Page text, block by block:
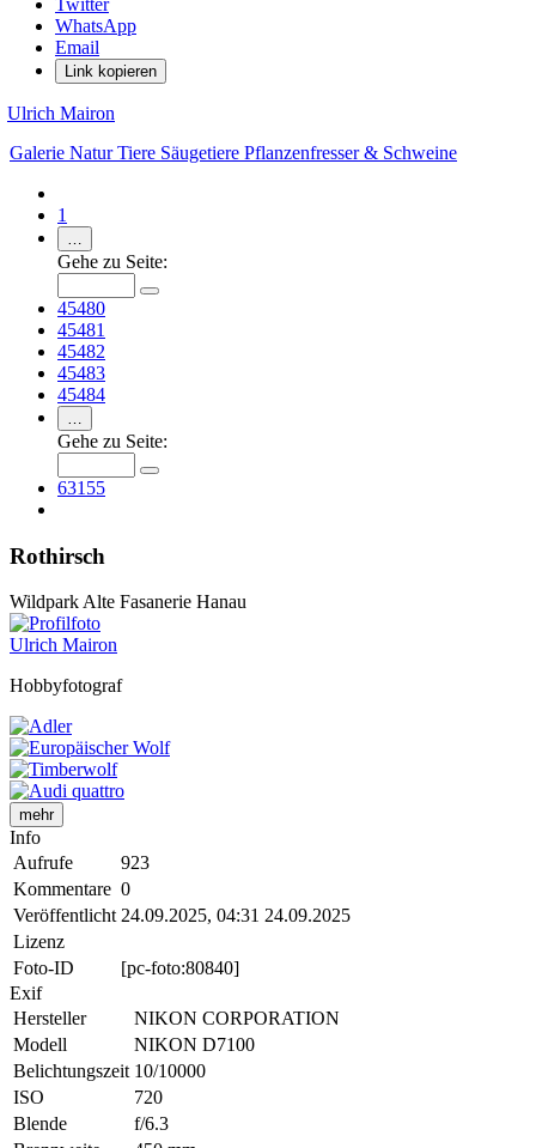
Twitter
WhatsApp
Email
Link kopieren
Ulrich Mairon
Galerie NaturTiere Säugetiere Pflanzenfresser & Schweine
1
…
Gehe zu Seite:
45480
45481
45482
45483
45484
…
Gehe zu Seite:
63155
Rothirsch
Wildpark Alte Fasanerie Hanau
Ulrich Mairon
Hobbyfotograf
mehr
Info
Aufrufe
923
Kommentare 0
Veröffentlicht 24.09.2025, 04:31 24.09.2025
Lizenz
Foto-ID
[pc-foto:80840]
Exif
Hersteller
NIKON CORPORATION
Modell
NIKON D7100
Belichtungszeit 10/10000
ISO
720
Blende
f/6.3